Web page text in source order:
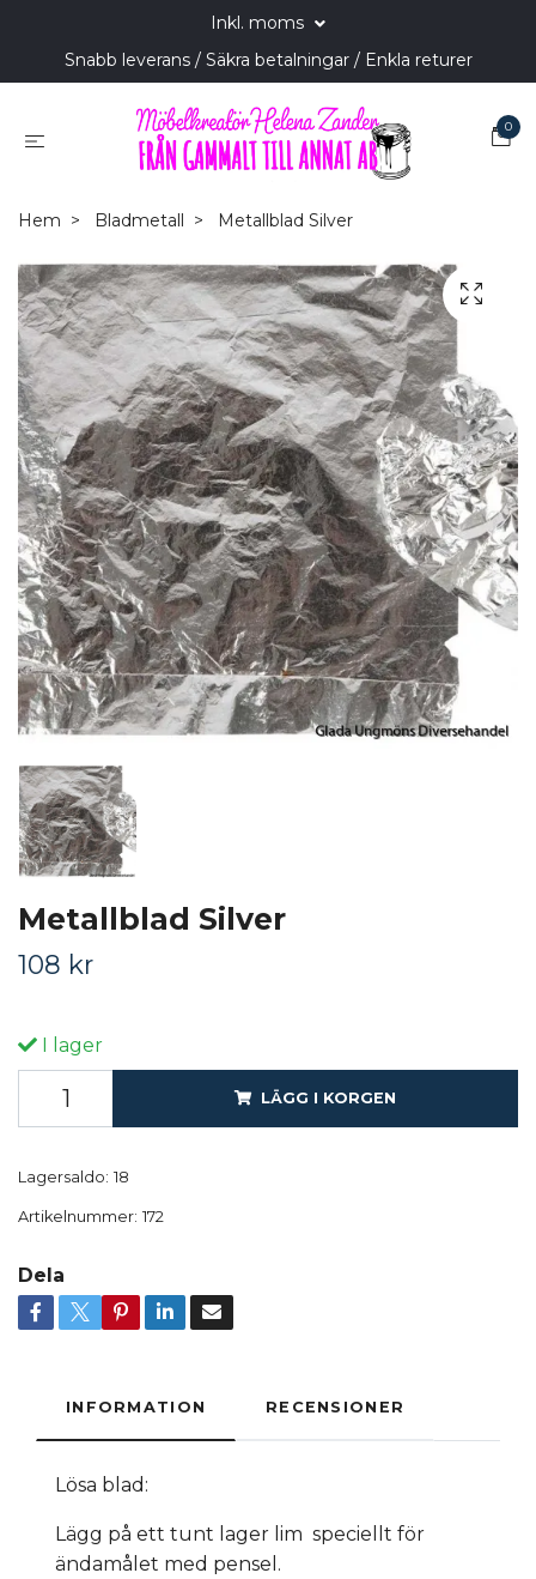
Inkl. moms
Snabb leverans / Säkra betalningar / Enkla returer
0
Hem Bladmetall Metallblad Silver
Metallblad Silver
108 kr
I lager
LÄGG I KORGEN
Lagersaldo: 18
Artikelnummer: 172
Dela
INFORMATION RECENSIONER
Lösa blad:
Lägg på ett tunt lager lim speciellt för
ändamålet med pensel.